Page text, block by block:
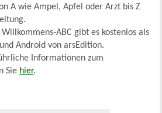
A wie Ampel, Apfel oder Arzt bis Z
ABC gibt es kostenlos als
Android von arsEdition.
Informationen zum
Sie hier.